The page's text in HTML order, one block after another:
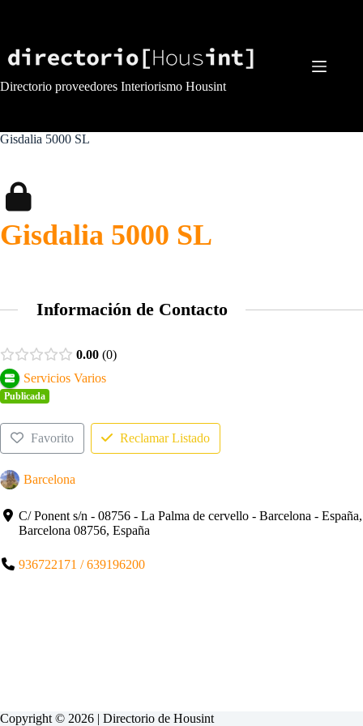
Directorio proveedores Interiorismo Housint
Gisdalia 5000 SL
Gisdalia 5000 SL
Información de Contacto
0.00 0
Servicios Varios
Publicada
Favorito Reclamar Listado
Barcelona
C/ Ponent s/n - 08756 - La Palma de cervello - Barcelona - España,
Barcelona 08756, España
936722171 / 639196200
Copyright © 2026 | Directorio de Housint